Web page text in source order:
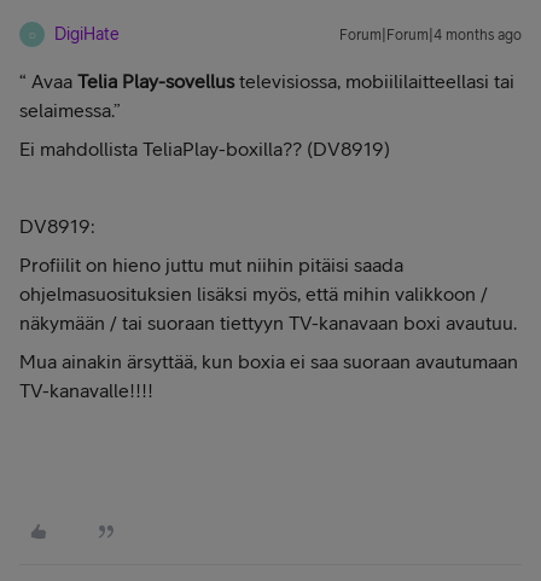
D DigiHate Forum|Forum|4 months ago
“ Avaa Telia Play-sovellustelevisiossa, mobiililaitteellasi tai
selaimessa.”
Ei mahdollista TeliaPlay-boxilla?? (DV8919)
DV8919:
Profiilit on hieno juttu mut niihin pitäisi saada
ohjelmasuosituksien lisäksi myös, että mihin valikkoon /
näkymään / tai suoraan tiettyyn TV-kanavaan boxi avautuu.
Mua ainakin ärsyttää, kun boxia ei saa suoraan avautumaan
TV-kanavalle!!!!